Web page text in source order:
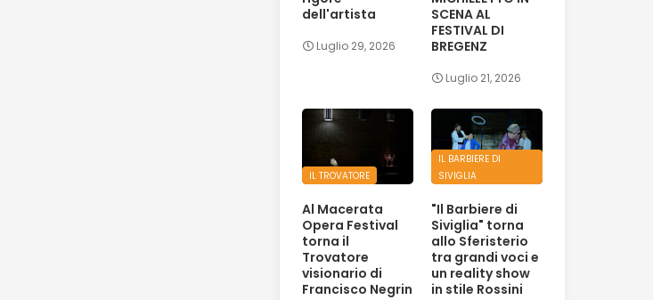
dell'artista
Luglio 29, 2026
SCENA AL
FESTIVAL DI
BREGENZ
Luglio 21, 2026
IL TROVATORE
Al Macerata
Opera Festival
torna il
Trovatore
visionario di
Francisco Negrin
IL BARBIERE DI
SIVIGLIA
"Il Barbiere di
Siviglia" torna
allo Sferisterio
tra grandi voci e
un reality show
in stile Rossini